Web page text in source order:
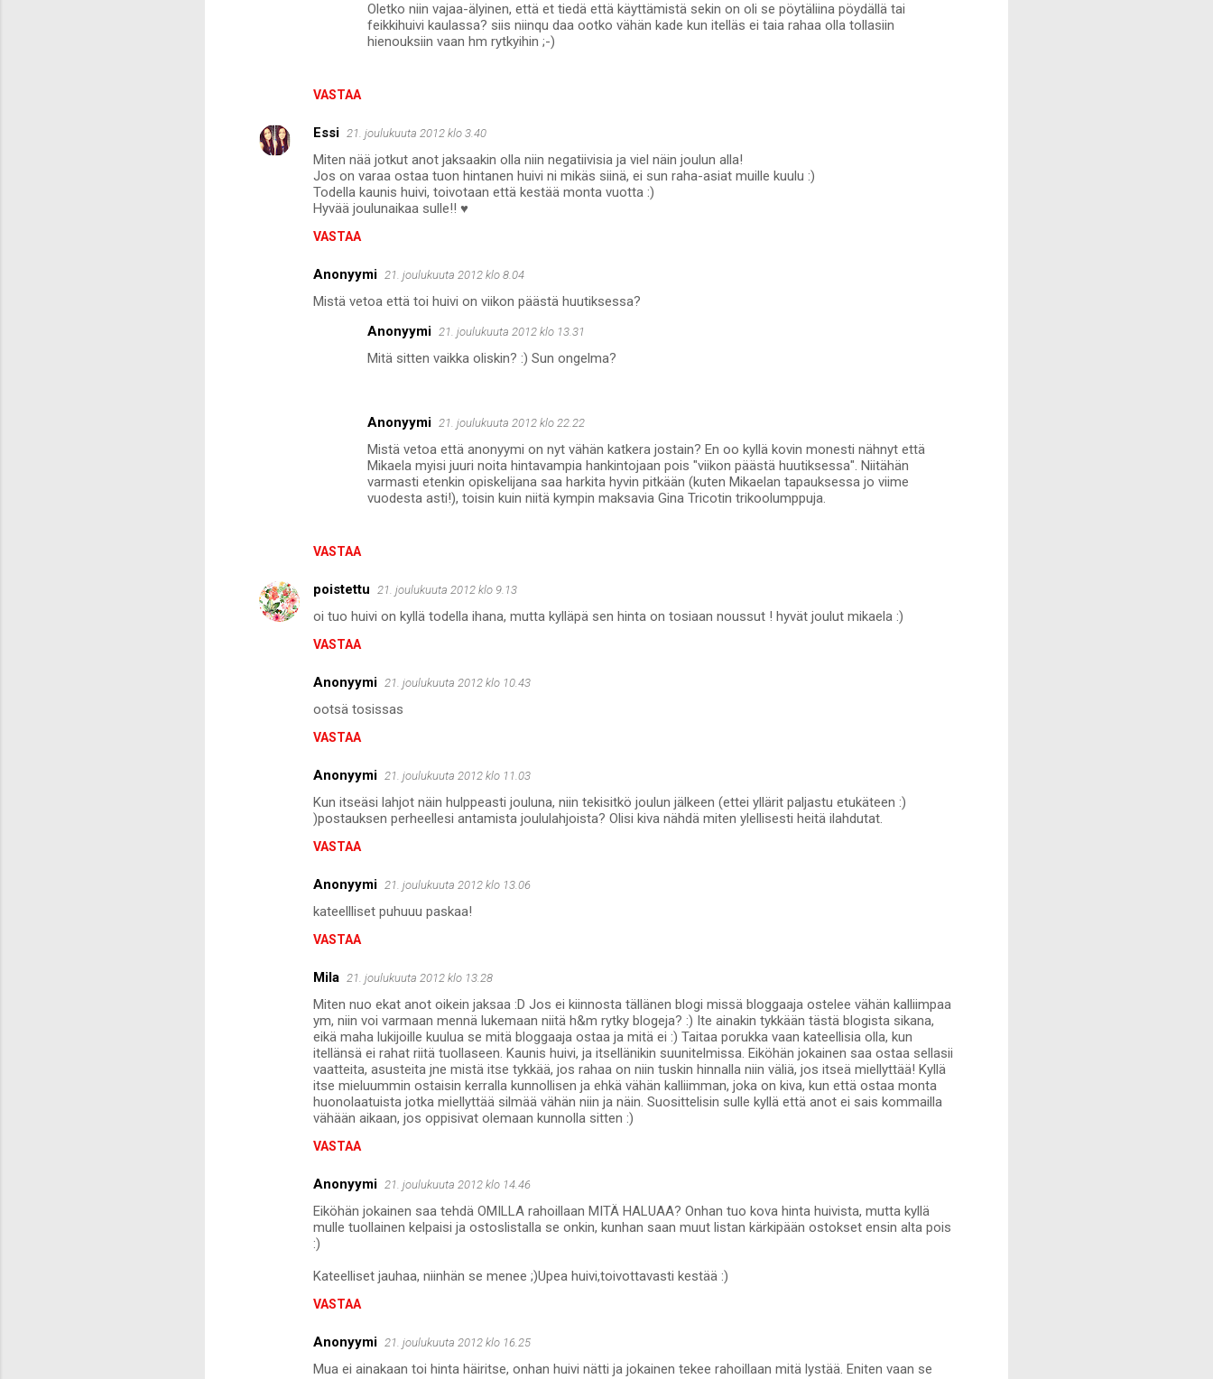
VASTAA
Oletko niin vajaa-älyinen, että et tiedä että käyttämistä sekin on oli se pöytäliina pöydällä tai
feikkihuivi kaulassa? siis niinqu daa ootko vähän kade kun itelläs ei taia rahaa olla tollasiin
hienouksiin vaan hm rytkyihin ;-)
Essi 21. joulukuuta 2012 klo 3.40
Miten nää jotkut anot jaksaakin olla niin negatiivisia ja viel näin joulun alla!
Jos on varaa ostaa tuon hintanen huivi ni mikäs siinä, ei sun raha-asiat muille kuulu :)
Todella kaunis huivi, toivotaan että kestää monta vuotta :)
Hyvää joulunaikaa sulle!! ♥
VASTAA
Anonyymi 21. joulukuuta 2012 klo 8.04
Mistä vetoa että toi huivi on viikon päästä huutiksessa?
VASTAA
Anonyymi 21. joulukuuta 2012 klo 13.31
Mitä sitten vaikka oliskin? :) Sun ongelma?
Anonyymi 21. joulukuuta 2012 klo 22.22
Mistä vetoa että anonyymi on nyt vähän katkera jostain? En oo kyllä kovin monesti nähnyt että
Mikaela myisi juuri noita hintavampia hankintojaan pois "viikon päästä huutiksessa". Niitähän
varmasti etenkin opiskelijana saa harkita hyvin pitkään (kuten Mikaelan tapauksessa jo viime
vuodesta asti!), toisin kuin niitä kympin maksavia Gina Tricotin trikoolumppuja.
poistettu 21. joulukuuta 2012 klo 9.13
oi tuo huivi on kyllä todella ihana, mutta kylläpä sen hinta on tosiaan noussut ! hyvät joulut mikaela :)
VASTAA
Anonyymi 21. joulukuuta 2012 klo 10.43
ootsä tosissas
VASTAA
Anonyymi 21. joulukuuta 2012 klo 11.03
Kun itseäsi lahjot näin hulppeasti jouluna, niin tekisitkö joulun jälkeen (ettei yllärit paljastu etukäteen :)
)postauksen perheellesi antamista joululahjoista? Olisi kiva nähdä miten ylellisesti heitä ilahdutat.
VASTAA
Anonyymi 21. joulukuuta 2012 klo 13.06
kateellliset puhuuu paskaa!
VASTAA
Mila 21. joulukuuta 2012 klo 13.28
Miten nuo ekat anot oikein jaksaa :D Jos ei kiinnosta tällänen blogi missä bloggaaja ostelee vähän kalliimpaa
ym, niin voi varmaan mennä lukemaan niitä h&m rytky blogeja? :) Ite ainakin tykkään tästä blogista sikana,
eikä maha lukijoille kuulua se mitä bloggaaja ostaa ja mitä ei :) Taitaa porukka vaan kateellisia olla, kun
itellänsä ei rahat riitä tuollaseen. Kaunis huivi, ja itsellänikin suunitelmissa. Eiköhän jokainen saa ostaa sellasii
vaatteita, asusteita jne mistä itse tykkää, jos rahaa on niin tuskin hinnalla niin väliä, jos itseä miellyttää! Kyllä
itse mieluummin ostaisin kerralla kunnollisen ja ehkä vähän kalliimman, joka on kiva, kun että ostaa monta
huonolaatuista jotka miellyttää silmää vähän niin ja näin. Suosittelisin sulle kyllä että anot ei sais kommailla
vähään aikaan, jos oppisivat olemaan kunnolla sitten :)
VASTAA
Anonyymi 21. joulukuuta 2012 klo 14.46
Eiköhän jokainen saa tehdä OMILLA rahoillaan MITÄ HALUAA? Onhan tuo kova hinta huivista, mutta kyllä
mulle tuollainen kelpaisi ja ostoslistalla se onkin, kunhan saan muut listan kärkipään ostokset ensin alta pois
:)
Kateelliset jauhaa, niinhän se menee ;)Upea huivi,toivottavasti kestää :)
VASTAA
Anonyymi 21. joulukuuta 2012 klo 16.25
Mua ei ainakaan toi hinta häiritse, onhan huivi nätti ja jokainen tekee rahoillaan mitä lystää. Eniten vaan se